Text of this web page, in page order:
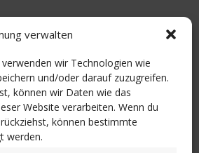
verwalten
wir Technologien wie
und/oder darauf zuzugreifen.
können wir Daten wie das
Website verarbeiten. Wenn du
können bestimmte
werden.